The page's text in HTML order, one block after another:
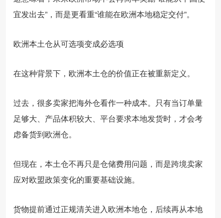
宜发出去”，而是更看重“谁能在欧洲本地稳定交付”。
欧洲本土仓从可选项变成必选项
在这种背景下，欧洲本土仓的价值正在被重新定义。
过去，很多卖家把海外仓看作一种成本。只有当订单量
足够大、产品体积较大、平台要求本地发货时，才会考
虑备货到欧洲仓。
但现在，本土仓不再只是仓储费用问题，而是跨境卖家
应对欧盟政策变化的重要基础设施。
货物提前通过正规清关进入欧洲本地仓，后续再从本地